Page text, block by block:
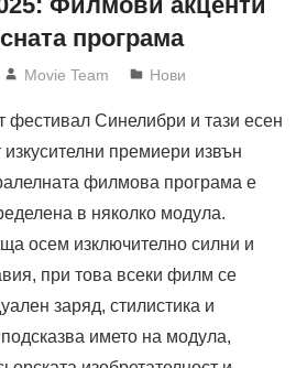
програма
Movie Team Нови
фестивал Синелибри и тази есен
премиери извън
филмова програма е
в няколко модула.
осем изключително силни и
при това всеки филм се
заряд, стилистика и
името на модула,